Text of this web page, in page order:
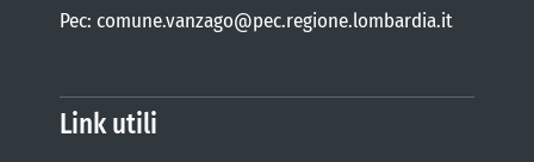
Pec: comune.vanzago@pec.regione.lombardia.it
Link utili